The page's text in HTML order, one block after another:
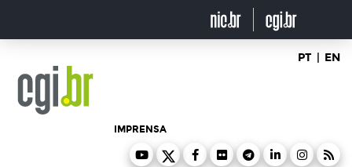
o
PT | EN
IMPRENSA